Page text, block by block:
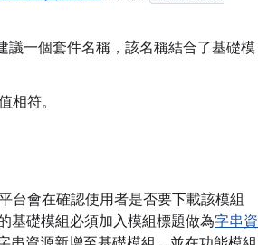
一個套件名稱，該名稱結合了基礎模
相符。
台會在確認使用者是否要下載該模組
基礎模組必須加入模組標題做為字串資